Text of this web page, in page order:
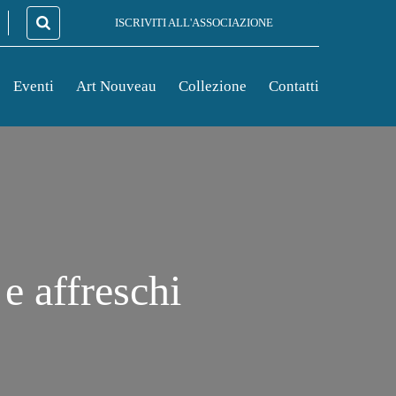
ISCRIVITI ALL'ASSOCIAZIONE
Eventi Art Nouveau Collezione Contatti
affreschi